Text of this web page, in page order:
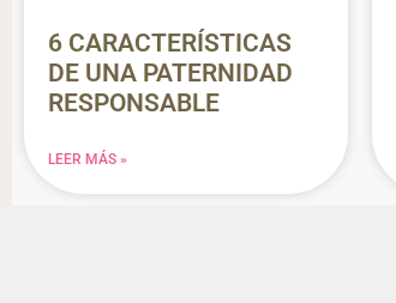
6 CARACTERÍSTICAS
DE UNA PATERNIDAD
RESPONSABLE
LEER MÁS »